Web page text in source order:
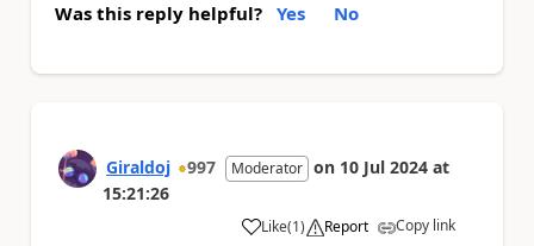
Was this reply helpful? Yes No
Giraldoj 997 Moderator on 10 Jul 2024 at
15:21:26
Like
a (1) Report Copy link